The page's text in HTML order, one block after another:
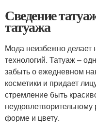
Сведение
татуажа
Мода неизбежно
технологий. Татуаж –
забыть о ежедневном
косметики и придает
стремление быть
форме и цвету.